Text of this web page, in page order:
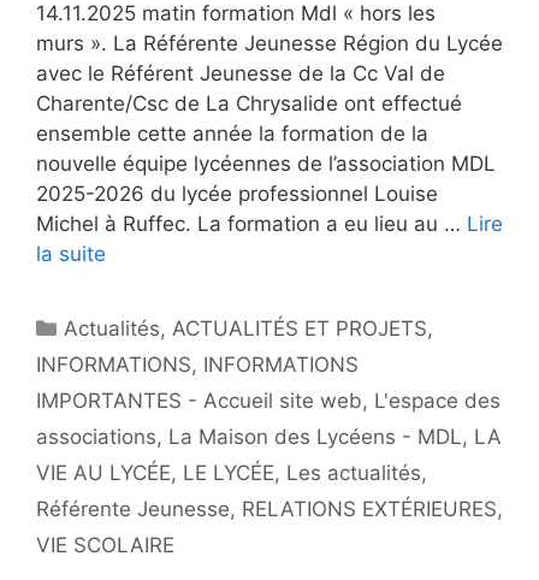
14.11.2025 matin formation Mdl « hors les
murs ». La Référente Jeunesse Région du Lycée
avec le Référent Jeunesse de la Cc Val de
Charente/Csc de La Chrysalide ont effectué
ensemble cette année la formation de la
nouvelle équipe lycéennes de l’association MDL
2025-2026 du lycée professionnel Louise
Michel à Ruffec. La formation a eu lieu au … Lire
la suite
Catégories
Actualités,ACTUALITÉS ET PROJETS,
INFORMATIONS, INFORMATIONS
IMPORTANTES - Accueil site web, L'espace des
associations, La Maison des Lycéens - MDL, LA
VIE AU LYCÉE, LE LYCÉE, Les actualités,
Référente Jeunesse, RELATIONS EXTÉRIEURES,
VIE SCOLAIRE